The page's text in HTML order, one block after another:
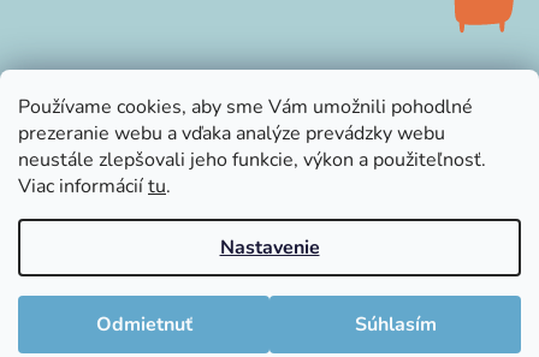
Používame cookies, aby sme Vám umožnili pohodlné
prezeranie webu a vďaka analýze prevádzky webu
neustále zlepšovali jeho funkcie, výkon a použiteľnosť.
Viac informáciítu.
Nastavenie
Odmietnuť Súhlasím
info@littleluna.sk
Vytvoril Shoptet
Copyright 2026LittleLuna.sk
. Všetky práva vyhradené.
Upraviť nastavenie cookies